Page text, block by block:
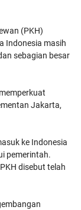
(PKH)
Indonesia masih
sebagian besar
Jakarta,
ke Indonesia
pemerintah.
disebut telah